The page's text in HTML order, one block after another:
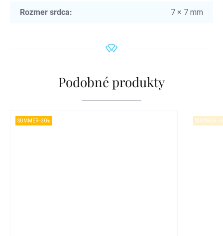
Rozmer srdca: 7 × 7 mm
Podobné produkty
SUMMER -30% SUMMER -